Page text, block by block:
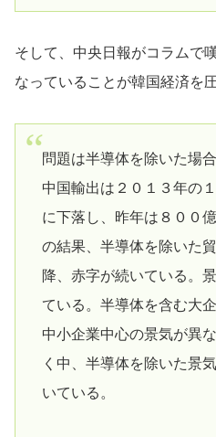
そして、中央日報がコラムで
なっていることが韓国経済を
問題は半導体を除いた場
中国輸出は２０１３年の
に下落し、昨年は８００
の結果、半導体を除いた
降、赤字が続いている。
ている。半導体を含む大
中小企業中心の景気が異
く中、半導体を除いた景
いている。